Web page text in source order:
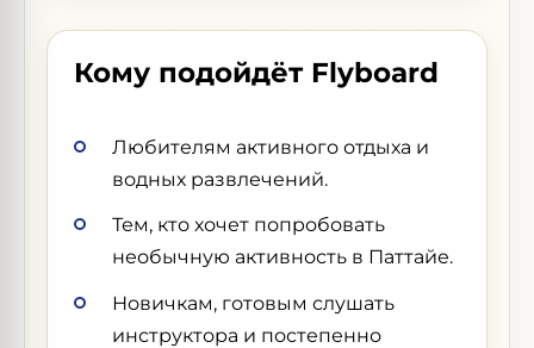
Кому подойдёт Flyboard
Любителям активного отдыха и
водных развлечений.
Тем, кто хочет попробовать
необычную активность в Паттайе.
Новичкам, готовым слушать
инструктора и постепенно